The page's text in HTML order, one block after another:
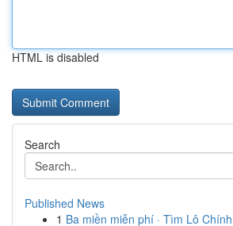
HTML is disabled
Search
Published News
1 Ba miền miễn phí · Tìm Lô